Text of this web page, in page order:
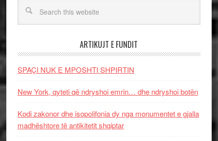
ARTIKUJT E FUNDIT
SPAÇI NUK E MPOSHTI SHPIRTIN
New York, qyteti që ndryshoi emrin… dhe ndryshoi botën
Kodi zakonor dhe isopolifonia dy nga monumentet e gjalla
madhështore të antikitetit shqiptar